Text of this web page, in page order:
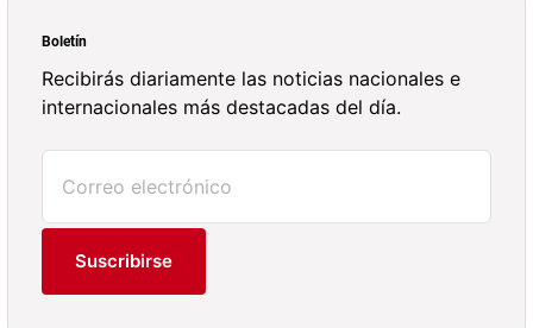
Boletín
Recibirás diariamente las noticias nacionales e
internacionales más destacadas del día.
Suscribirse